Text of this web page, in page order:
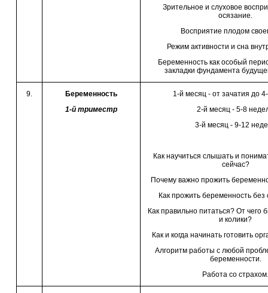
Зрительное и слуховое
осязание.
Восприятие плодом
Режим активности и сна
Беременность как особый
закладки фундамента
9.
Беременность
1-й триместр
1-й месяц - от зачатия до
2-й месяц - 5-8
3-й месяц - 9-12
Как научиться слышать и
сейчас?
Почему важно прожить
Как прожить беременность
Как правильно питаться? От чего
и колики?
Как и когда начинать готовить
Алгоритм работы с любой
беременности.
Работа со страхом.